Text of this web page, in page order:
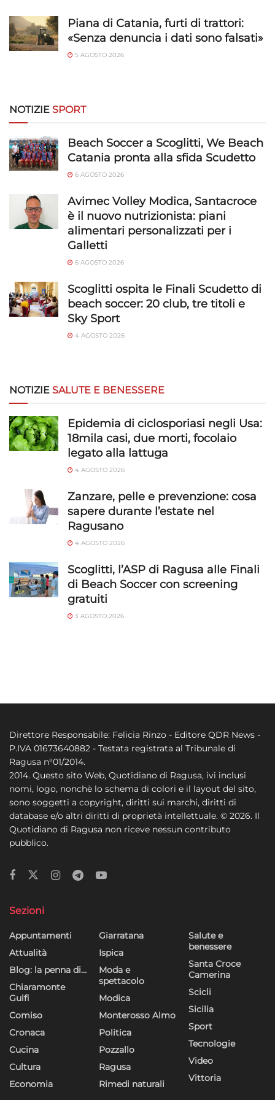
trasmesse automaticamente.
Utilizzare dati di geolocalizzazione precisi,
Riconoscere i dispositivi in base a informazioni
Garantire la sicurezza, prevenire e
Salvare e comunicare le scelte sulla
privacy.
Piana di Catania, furti di trattori:
«Senza denuncia i dati sono falsati»
5 AGOSTO 2026
NOTIZIE SPORT
Beach Soccer a Scoglitti, We Beach
Catania pronta alla sfida Scudetto
6 AGOSTO 2026
Avimec Volley Modica, Santacroce
è il nuovo nutrizionista: piani
alimentari personalizzati per i
Galletti
6 AGOSTO 2026
Scoglitti ospita le Finali Scudetto di
beach soccer: 20 club, tre titoli e
Sky Sport
4 AGOSTO 2026
NOTIZIE SALUTE E BENESSERE
Epidemia di ciclosporiasi negli Usa:
18mila casi, due morti, focolaio
legato alla lattuga
4 AGOSTO 2026
Zanzare, pelle e prevenzione: cosa
sapere durante l’estate nel
Ragusano
4 AGOSTO 2026
Scoglitti, l’ASP di Ragusa alle Finali
di Beach Soccer con screening
gratuiti
3 AGOSTO 2026
Direttore Responsabile: Felicia Rinzo - Editore QDR News -
P.IVA 01673640882 - Testata registrata al Tribunale di
Ragusa n°01/2014.
2014. Questo sito Web, Quotidiano di Ragusa, ivi inclusi
nomi, logo, nonchè lo schema di colori e il layout del sito,
sono soggetti a copyright, diritti sui marchi, diritti di
database e/o altri diritti di proprietà intellettuale. © 2026. Il
Quotidiano di Ragusa non riceve nessun contributo
pubblico.
Sezioni
Appuntamenti
Attualità
Blog: la penna di…
Chiaramonte
Gulfi
Comiso
Cronaca
Cucina
Cultura
Economia
Giarratana
Ispica
Moda e
spettacolo
Modica
Monterosso Almo
Politica
Pozzallo
Ragusa
Rimedi naturali
Salute e
benessere
Santa Croce
Camerina
Scicli
Sicilia
Sport
Tecnologie
Video
Vittoria